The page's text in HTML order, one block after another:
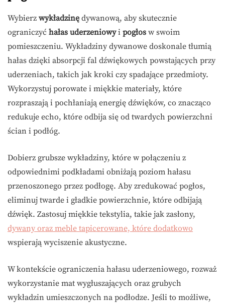
Wybierz wykładzinę dywanową, aby skutecznie
ograniczyć hałas uderzeniowyi pogłos w swoim
pomieszczeniu. Wykładziny dywanowe doskonale tłumią
hałas dzięki absorpcji fal dźwiękowych powstających przy
uderzeniach, takich jak kroki czy spadające przedmioty.
Wykorzystuj porowate i miękkie materiały, które
rozpraszają i pochłaniają energię dźwięków, co znacząco
redukuje echo, które odbija się od twardych powierzchni
ścian i podłóg.
Dobierz grubsze wykładziny, które w połączeniu z
odpowiednimi podkładami obniżają poziom hałasu
przenoszonego przez podłogę. Aby zredukować pogłos,
eliminuj twarde i gładkie powierzchnie, które odbijają
dźwięk. Zastosuj miękkie tekstylia, takie jak zasłony,
dywany oraz meble tapicerowane, które dodatkowo
wspierają wyciszenie akustyczne.
W kontekście ograniczenia hałasu uderzeniowego, rozważ
wykorzystanie mat wygłuszających oraz grubych
wykładzin umieszczonych na podłodze. Jeśli to możliwe,